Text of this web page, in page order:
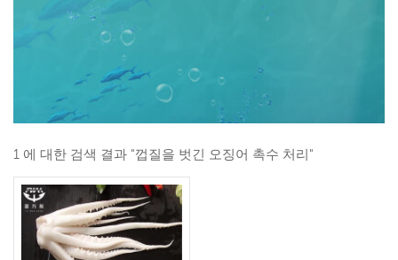
1 에 대한 검색 결과 "껍질을 벗긴 오징어 촉수 처리"